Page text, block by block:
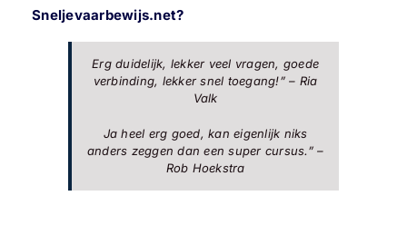
Sneljevaarbewijs.net?
Erg duidelijk, lekker veel vragen, goede
verbinding, lekker snel toegang!” – Ria
Valk
Ja heel erg goed, kan eigenlijk niks
anders zeggen dan een super cursus.” –
Rob Hoekstra